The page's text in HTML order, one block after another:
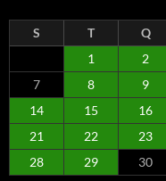
S T Q
1
2
7
8 9
14
15 16
21
22 23
28
29
30